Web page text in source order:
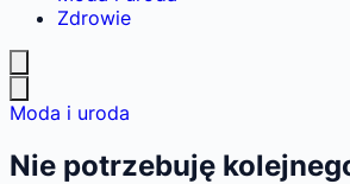
Zdrowie
Moda i uroda
Nie potrzebuję